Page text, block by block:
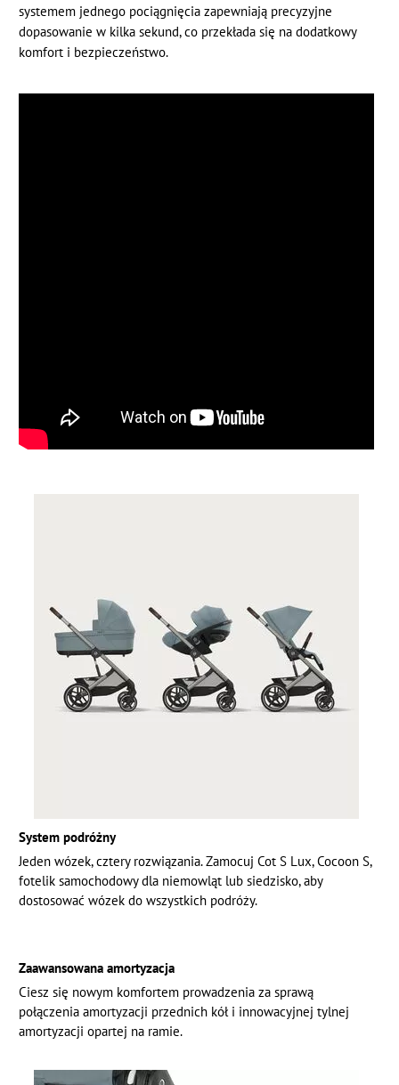
systemem jednego pociągnięcia zapewniają precyzyjne
dopasowanie w kilka sekund, co przekłada się na dodatkowy
komfort i bezpieczeństwo.
System podróżny
Jeden wózek, cztery rozwiązania. Zamocuj Cot S Lux, Cocoon S,
fotelik samochodowy dla niemowląt lub siedzisko, aby
dostosować wózek do wszystkich podróży.
Zaawansowana amortyzacja
Ciesz się nowym komfortem prowadzenia za sprawą
połączenia amortyzacji przednich kół i innowacyjnej tylnej
amortyzacji opartej na ramie.